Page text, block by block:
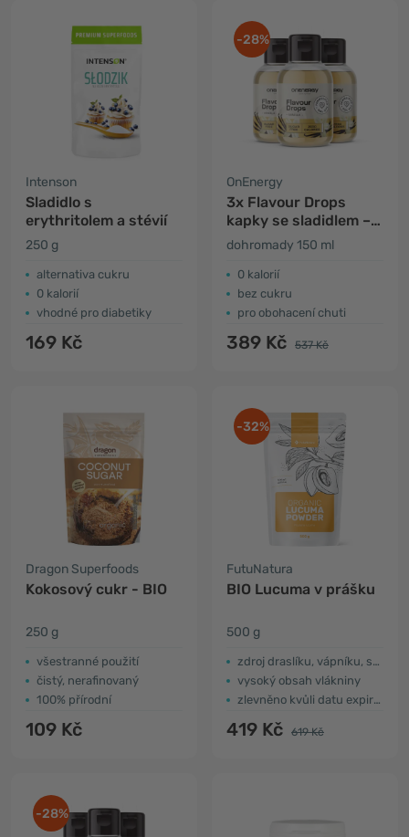
Intenson
Sladidlo s
erythritolem a stévií
250 g
alternativa cukru
0 kalorií
vhodné pro diabetiky
169 Kč
-28%
OnEnergy
3x Flavour Drops
kapky se sladidlem –
vanilka
dohromady 150 ml
0 kalorií
bez cukru
pro obohacení chuti
389 Kč 537 Kč
Dragon Superfoods
Kokosový cukr - BIO
250 g
všestranné použití
čistý, nerafinovaný
100% přírodní
109 Kč
-32%
FutuNatura
BIO Lucuma v prášku
500 g
zdroj draslíku, vápníku, sodíku a železa
vysoký obsah vlákniny
zlevněno kvůli datu expirace
419 Kč 619 Kč
-28%